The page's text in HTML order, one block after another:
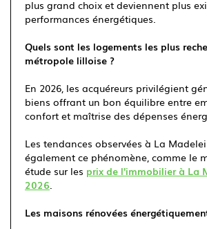
plus grand choix et deviennent plus
performances énergétiques.
Quels sont les logements les plus
métropole lilloise ?
En 2026, les acquéreurs privilégient
biens offrant un bon équilibre entre
confort et maîtrise des dépenses
Les tendances observées à La
également ce phénomène, comme le
étude sur les prix de l'immobilier à La
2026.
Les maisons rénovées